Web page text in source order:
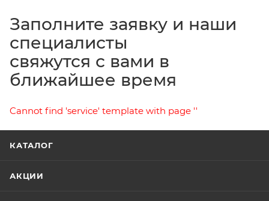
Заполните заявку и наши
специалисты
свяжутся с вами в
ближайшее время
Cannot find 'service' template with page ''
КАТАЛОГ
АКЦИИ